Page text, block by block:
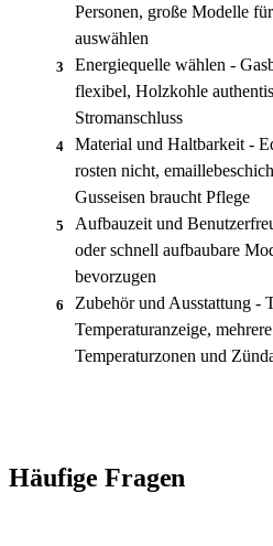
Personen, große Modelle
auswählen
3
Energiequelle wählen -
flexibel, Holzkohle
Stromanschluss
4
Material und Haltbarkeit -
rosten nicht,
Gusseisen braucht Pflege
5
Aufbauzeit und
oder schnell aufbaubare
bevorzugen
6
Zubehör und Ausstattung -
Temperaturanzeige,
Temperaturzonen und
Häufige Fragen